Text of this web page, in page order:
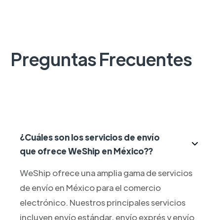
Preguntas Frecuentes
¿Cuáles son los servicios de envío
que ofrece WeShip en México??
WeShip ofrece una amplia gama de servicios
de envío en México para el comercio
electrónico. Nuestros principales servicios
incluyen envío estándar, envío exprés y envío